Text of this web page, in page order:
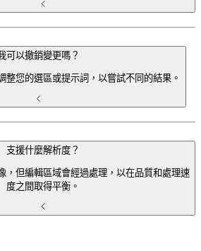
可以撤銷變更嗎？
整您的選區或提示詞，以嘗試不同的結果。
支援什麼解析度？
，但編輯區域會經過處理，以在品質和處理速
度之間取得平衡。